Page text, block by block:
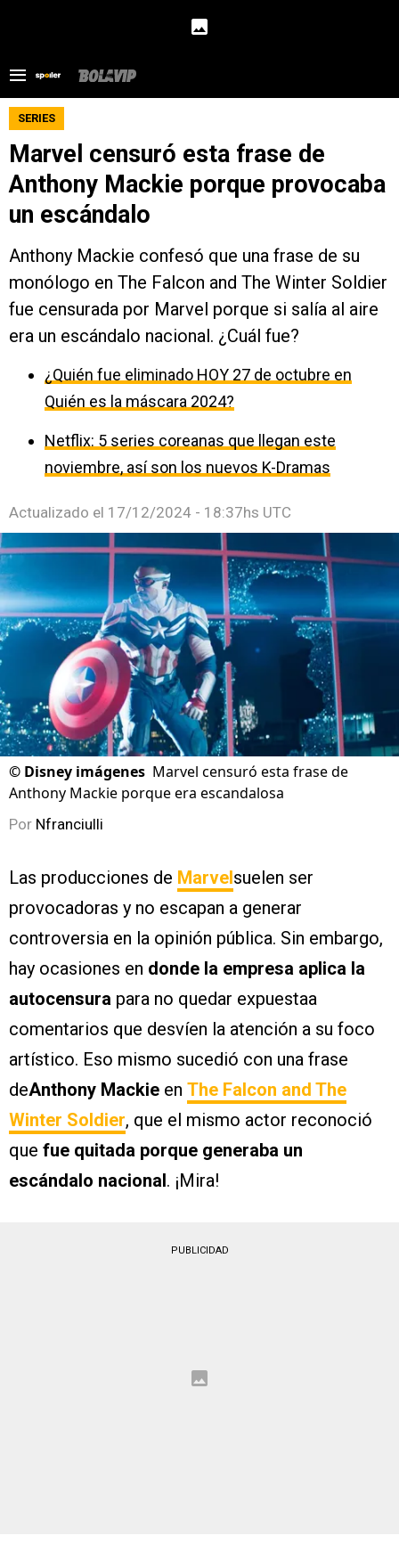
SERIES
Marvel censuró esta frase de
Anthony Mackie porque provocaba
un escándalo
Anthony Mackie confesó que una frase de su
monólogo en The Falcon and The Winter Soldier
fue censurada por Marvel porque si salía al aire
era un escándalo nacional. ¿Cuál fue?
¿Quién fue eliminado HOY 27 de octubre en
Quién es la máscara 2024?
Netflix: 5 series coreanas que llegan este
noviembre, así son los nuevos K-Dramas
Actualizado el 17/12/2024 - 18:37hs UTC
© Disney imágenes Marvel censuró esta frase de
Anthony Mackie porque era escandalosa
Por Nfranciulli
Las producciones de Marvel suelen ser
provocadoras y no escapan a generar
controversia en la opinión pública. Sin embargo,
hay ocasiones en donde la empresa aplica la
autocensura para no quedar expuestaa
comentarios que desvíen la atención a su foco
artístico. Eso mismo sucedió con una frase
deAnthony Mackie en The Falcon and The
Winter Soldier, que el mismo actor reconoció
que fue quitada porque generaba un
escándalo nacional . ¡Mira!
PUBLICIDAD